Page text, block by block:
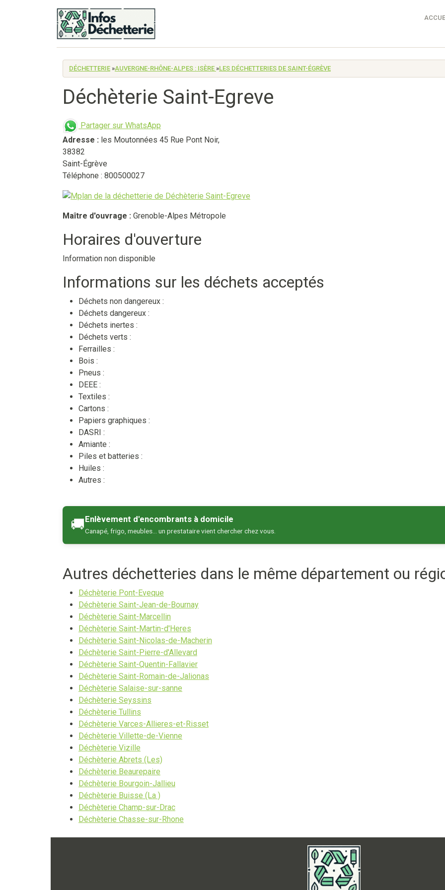
DÉCHETTERIE »AUVERGNE-RHÔNE-ALPES : ISÈRE »LES DÉCHETTERIES DE SAINT-ÉGRÈVE
Déchèterie Saint-Egreve
Partager sur WhatsApp
Adresse : les Moutonnées 45 Rue Pont Noir,
38382
Saint-Égrève
Téléphone : 800500027
Maître d'ouvrage : Grenoble-Alpes Métropole
Horaires d'ouverture
Information non disponible
Informations sur les déchets acceptés
Déchets non dangereux :
Déchets dangereux :
Déchets inertes :
Déchets verts :
Ferrailles :
Bois :
Pneus :
DEEE :
Textiles :
Cartons :
Papiers graphiques :
DASRI :
Amiante :
Piles et batteries :
Huiles :
Autres :
🚚Enlèvement d'encombrants à domicile
Canapé, frigo, meubles… un prestataire vient chercher chez vous.
Autres déchetteries dans le même département ou
Déchèterie Pont-Eveque
Déchèterie Saint-Jean-de-Bournay
Déchèterie Saint-Marcellin
Déchèterie Saint-Martin-d'Heres
Déchèterie Saint-Nicolas-de-Macherin
Déchèterie Saint-Pierre-d'Allevard
Déchèterie Saint-Quentin-Fallavier
Déchèterie Saint-Romain-de-Jalionas
Déchèterie Salaise-sur-sanne
Déchèterie Seyssins
Déchèterie Tullins
Déchèterie Varces-Allieres-et-Risset
Déchèterie Villette-de-Vienne
Déchèterie Vizille
Déchèterie Abrets (Les)
Déchèterie Beaurepaire
Déchèterie Bourgoin-Jallieu
Déchèterie Buisse (La )
Déchèterie Champ-sur-Drac
Déchèterie Chasse-sur-Rhone